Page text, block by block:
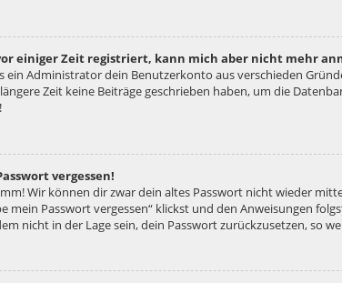
einiger Zeit registriert, kann mich aber nicht mehr
ein Administrator dein Benutzerkonto aus verschieden
Zeit keine Beiträge geschrieben haben, um die
vergessen!
Wir können dir zwar dein altes Passwort nicht wieder
mein Passwort vergessen“ klickst und den Anweisungen
nicht in der Lage sein, dein Passwort zurückzusetzen, so